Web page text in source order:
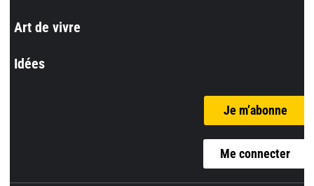
Art de vivre
Idées
Je m’abonne
Me connecter